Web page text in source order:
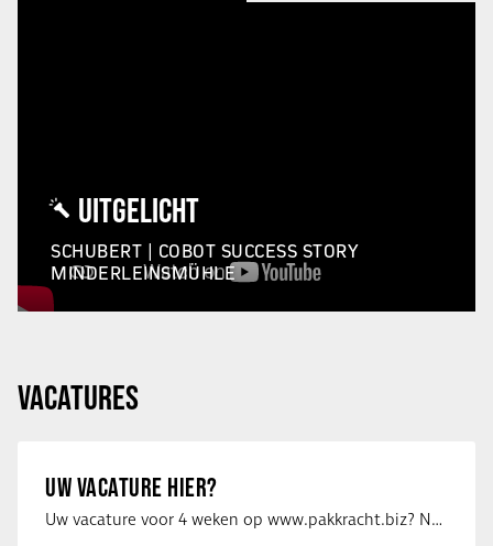
UITGELICHT
SCHUBERT | COBOT SUCCESS STORY
MINDERLEINSMÜHLE
VACATURES
UW VACATURE HIER?
Uw vacature voor 4 weken op www.pakkracht.biz? Neem dan contact op met Yannick van …